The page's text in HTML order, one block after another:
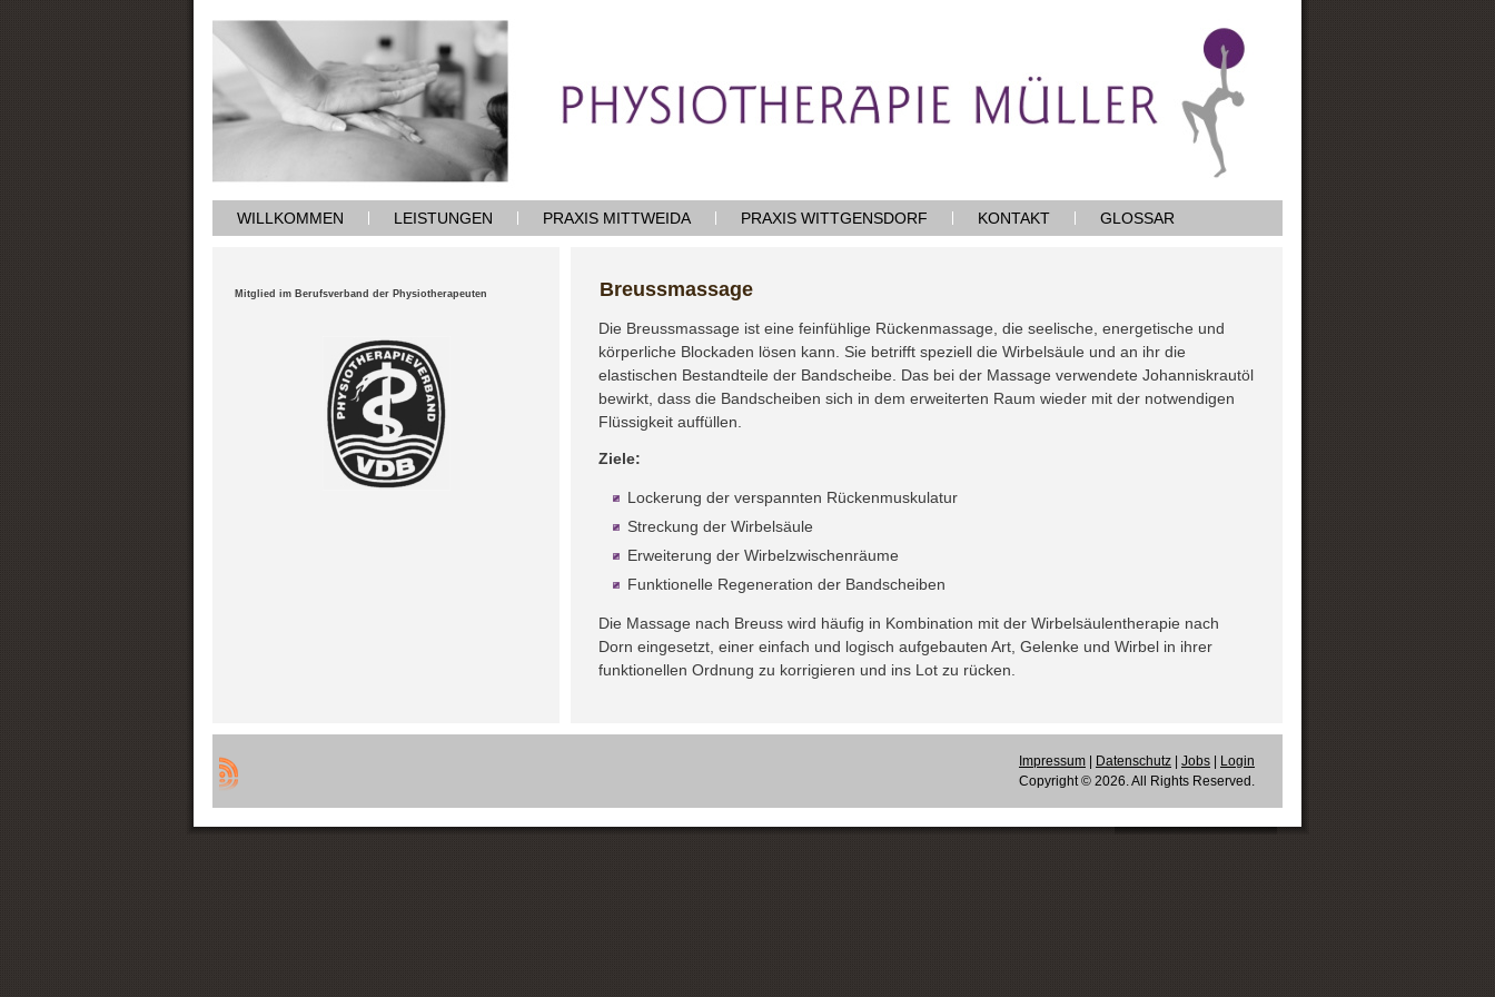
WILLKOMMEN LEISTUNGEN PRAXIS MITTWEIDA PRAXIS WITTGENSDORF KONTAKT GLOSSAR
Mitglied im Berufsverband der Physiotherapeuten Breussmassage
Die Breussmassage ist eine feinfühlige Rückenmassage, die seelische, energetische und
körperliche Blockaden lösen kann. Sie betrifft speziell die Wirbelsäule und an ihr die
elastischen Bestandteile der Bandscheibe. Das bei der Massage verwendete Johanniskrautöl
bewirkt, dass die Bandscheiben sich in dem erweiterten Raum wieder mit der notwendigen
Flüssigkeit auffüllen.
Ziele:
Lockerung der verspannten Rückenmuskulatur
Streckung der Wirbelsäule
Erweiterung der Wirbelzwischenräume
Funktionelle Regeneration der Bandscheiben
Die Massage nach Breuss wird häufig in Kombination mit der Wirbelsäulentherapie nach
Dorn eingesetzt, einer einfach und logisch aufgebauten Art, Gelenke und Wirbel in ihrer
funktionellen Ordnung zu korrigieren und ins Lot zu rücken.
Impressum Datenschutz Jobs
Login
Copyright © 2026. All Rights Reserved.